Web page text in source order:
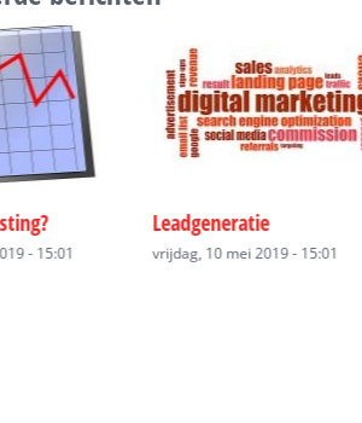
- 15:01
Google Penguin
maandag, 7 januari 2019 - 11:43